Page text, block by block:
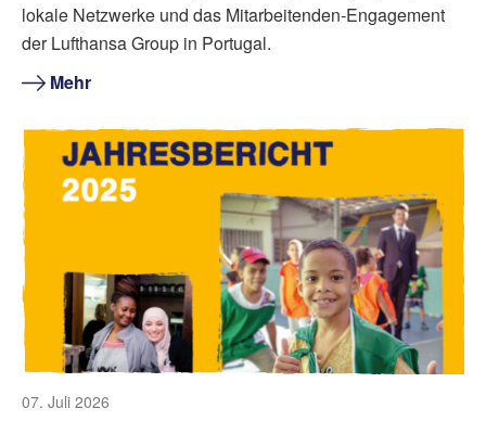
lokale Netzwerke und das Mitarbeitenden-Engagement
der Lufthansa Group in Portugal.
Mehr
07. Juli 2026